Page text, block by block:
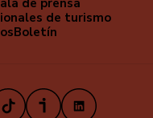
de prensa
de turismo
Boletín
iVooxLinkedIn